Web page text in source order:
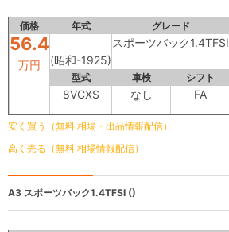
価格 年式 グレード
56.4
万円 (昭和-1925)
スポーツバック1.4TFSI
型式 車検 シフト
8VCXS なし FA
安く買う（無料 相場・出品情報配信）
高く売る（無料 相場情報配信）
A3 スポーツバック1.4TFSI ()